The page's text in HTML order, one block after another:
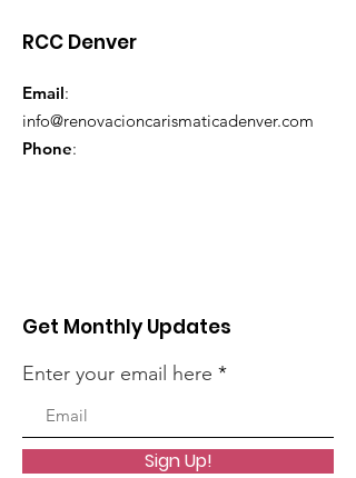
RCC Denver
Email:
info@renovacioncarismaticadenver.com
Phone:
Get Monthly Updates
Enter your email here
Sign Up!